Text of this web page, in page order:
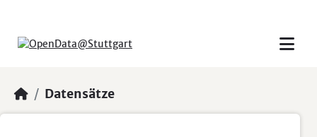
Datensätze